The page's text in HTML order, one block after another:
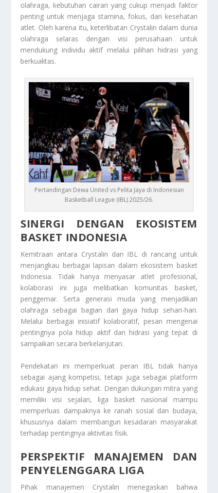
olahraga, kebutuhan cairan yang cukup menjadi faktor
penting untuk menjaga stamina, fokus, dan kesehatan
atlet. Oleh karena itu, keterlibatan Crystalin dalam dunia
olahraga selaras dengan visi perusahaan untuk
mendukung individu aktif melalui pilihan hidrasi yang
berkualitas.
Pertandingan Dewa United vs Pelita Jaya di Indonesian
Basketball League (IBL) 2025/26.
SINERGI DENGAN EKOSISTEM
BASKET INDONESIA
Kemitraan antara Crystalin dan IBL di rancang untuk
menjangkau berbagai lapisan dalam ekosistem basket
Indonesia. Tidak hanya menyasar atlet profesional,
kolaborasi ini juga melibatkan komunitas basket,
penggemar. Serta generasi muda yang menjadikan
olahraga sebagai bagian dari gaya hidup sehari-hari.
Melalui berbagai inisiatif kolaboratif, pesan mengenai
pentingnya pola hidup aktif dan hidrasi yang tepat di
sampaikan secara berkelanjutan.
Pendekatan ini memperkuat peran IBL tidak hanya
sebagai ajang kompetisi, tetapi juga sebagai platform
edukasi gaya hidup sehat. Dengan dukungan mitra yang
memiliki visi sejalan, liga basket nasional mampu
memperluas dampaknya ke ranah sosial dan budaya,
khususnya dalam membangun kesadaran masyarakat
terhadap pentingnya aktivitas fisik.
PERSPEKTIF MANAJEMEN DAN
PENYELENGGARA LIGA
Pihak manajemen Crystalin menegaskan bahwa